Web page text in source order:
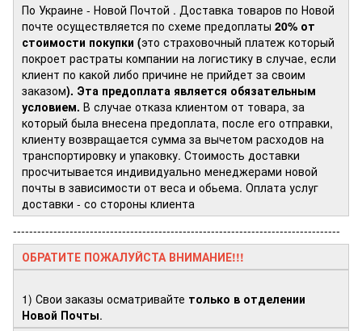
По Украине - Новой Почтой . Доставка товаров по Новой
почте осуществляется по схеме предоплаты 20% от
стоимости покупки (это страховочный платеж который
покроет растраты компании на логистику в случае, если
клиент по какой либо причине не прийдет за своим
заказом). Эта предоплата является обязательным
условием. В случае отказа клиентом от товара, за
который была внесена предоплата, после его отправки,
клиенту возвращается сумма за вычетом расходов на
транспортировку и упаковку. Стоимость доставки
просчитывается индивидуально менеджерами новой
почты в зависимости от веса и обьема. Оплата услуг
доставки - со стороны клиента
---------------------------------------------------------------------------------
ОБРАТИТЕ ПОЖАЛУЙСТА ВНИМАНИЕ!!!
1) Свои заказы осматривайте только в отделении
Новой Почты.